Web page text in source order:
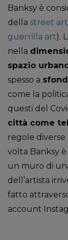
Banksy è
della street art
guerrilla art).
nella
spazio
spesso a
come la
questi del
città come
regole
volta Banksy è
un muro di
dell’artista
fatto
account